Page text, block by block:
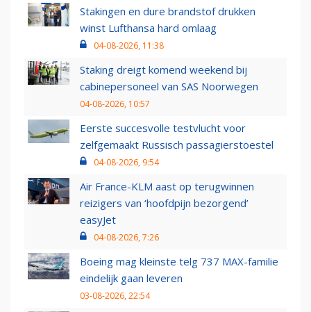
Stakingen en dure brandstof drukken
winst Lufthansa hard omlaag
04-08-2026, 11:38
Staking dreigt komend weekend bij
cabinepersoneel van SAS Noorwegen
04-08-2026, 10:57
Eerste succesvolle testvlucht voor
zelfgemaakt Russisch passagierstoestel
04-08-2026, 9:54
Air France-KLM aast op terugwinnen
reizigers van ‘hoofdpijn bezorgend’
easyJet
04-08-2026, 7:26
Boeing mag kleinste telg 737 MAX-familie
eindelijk gaan leveren
03-08-2026, 22:54